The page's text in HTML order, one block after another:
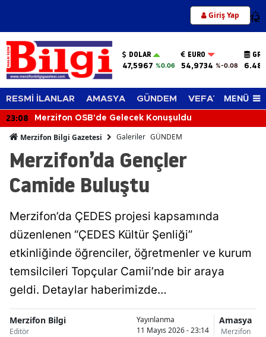
Giriş Yap 12
DOLAR
47,5967 %0.06
EURO
54,9734 %-0.08
RESMİ İLANLAR AMASYA GÜNDEM VEFAT EDENLER
MENÜ
23:08 Merzifon OSB'de Gelecek Konuşuldu
Merzifon Bilgi Gazetesi Galeriler GÜNDEM
Merzifon’da Gençler
Camide Buluştu
Merzifon’da ÇEDES projesi kapsamında
düzenlenen “ÇEDES Kültür Şenliği”
etkinliğinde öğrenciler, öğretmenler ve kurum
temsilcileri Topçular Camii’nde bir araya
geldi. Detaylar haberimizde…
Merzifon Bilgi
Editör
Yayınlanma
11 Mayıs 2026 - 23:14
Amasya
Merzifon